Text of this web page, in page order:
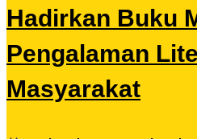
Hadirkan Buku
Pengalaman
Masyarakat